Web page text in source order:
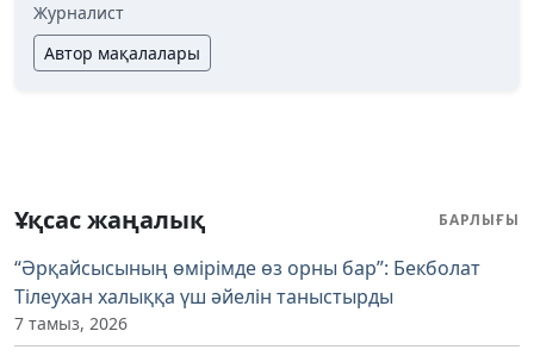
Журналист
Автор мақалалары
Ұқсас жаңалық БАРЛЫҒЫ
“Әрқайсысының өмірімде өз орны бар”: Бекболат
Тілеухан халыққа үш әйелін таныстырды
7 тамыз, 2026